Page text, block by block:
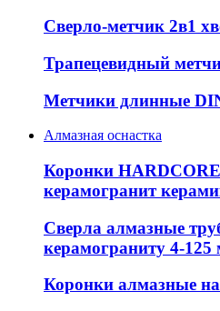
Сверло-метчик 2в1
Трапецевидный
Метчики длинные
Алмазная оснастка
Коронки
керамогранит
Сверла алмазные
керамограниту 4-125
Коронки алмазные